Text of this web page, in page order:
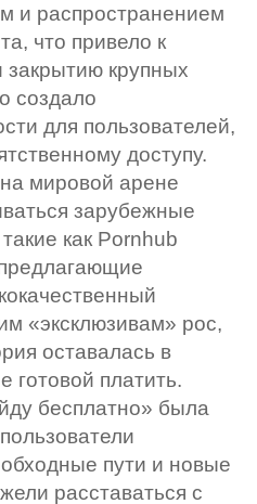
и распространением
что привело к
закрытию крупных
создало
для пользователей,
доступу.
мировой арене
зарубежные
как Pornhub
«эксклюзивам» рос,
оставалась в
готовой платить.
бесплатно» была
пути и новые
расставаться с